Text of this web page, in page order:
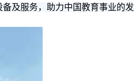
及服务，助力中国教育事业的发